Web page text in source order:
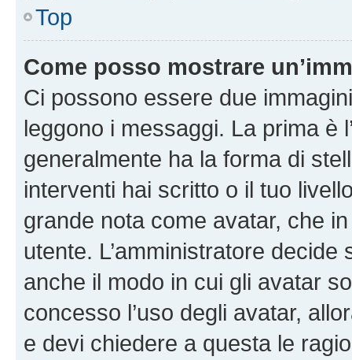
Top
Come posso mostrare
Ci possono essere due
leggono i messaggi. La prima è
generalmente ha la forma di
interventi hai scritto o il tuo
grande nota come avatar, che
utente. L’amministratore
anche il modo in cui gli avatar
concesso l’uso degli avatar,
e devi chiedere a questa le